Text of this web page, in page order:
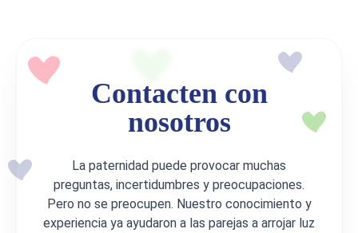
Contacten con
nosotros
La paternidad puede provocar muchas
preguntas, incertidumbres y preocupaciones.
Pero no se preocupen. Nuestro conocimiento y
experiencia ya ayudaron a las parejas a arrojar luz